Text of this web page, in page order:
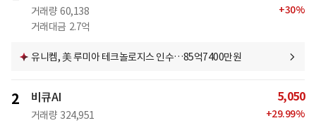
거래량 60,138
거래대금 2.7억
+30%
유니켐, 美 루미아 테크놀로지스 인수…85억7400만원
2 비큐AI
거래량 324,951
5,050
+29.99%